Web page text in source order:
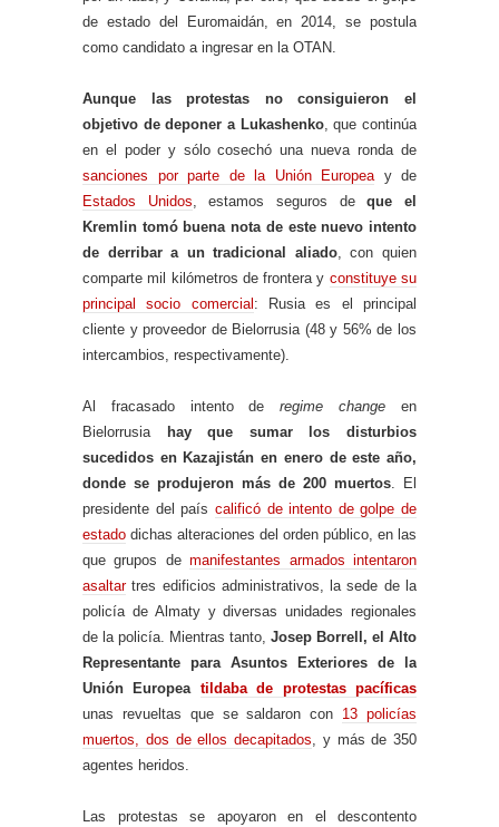
de estado del Euromaidán, en 2014, se postula
como candidato a ingresar en la OTAN.
Aunque las protestas no consiguieron el
objetivo de deponer a Lukashenko, que continúa
en el poder y sólo cosechó una nueva ronda de
sanciones por parte de la Unión Europea y de
Estados Unidos , estamos seguros deque el
Kremlin tomó buena nota de este nuevo intento
de derribar a un tradicional aliado, con quien
comparte mil kilómetros de frontera y constituye su
principal socio comercial : Rusia es el principal
cliente y proveedor de Bielorrusia (48 y 56% de los
intercambios, respectivamente).
Al fracasado intento deregime changeen
Bielorrusia
hay que sumar los disturbios
sucedidos en Kazajistán en enero de este año,
donde se produjeron más de 200 muertos . El
presidente del país calificó de intento de golpe de
estado dichas alteraciones del orden público, en las
que grupos demanifestantes armados intentaron
asaltartres edificios administrativos, la sede de la
policía de Almaty y diversas unidades regionales
de la policía. Mientras tanto, Josep Borrell, el Alto
Representante para Asuntos Exteriores de la
Unión Europea tildaba de protestas pacíficas
unas revueltas que se saldaron con 13 policías
muertos, dos de ellos decapitados , y más de 350
agentes heridos.
Las protestas se apoyaron en el descontento